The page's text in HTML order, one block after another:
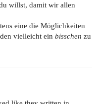
willst, damit wir allen
eine die Möglichkeiten
vielleicht ein bisschen zu